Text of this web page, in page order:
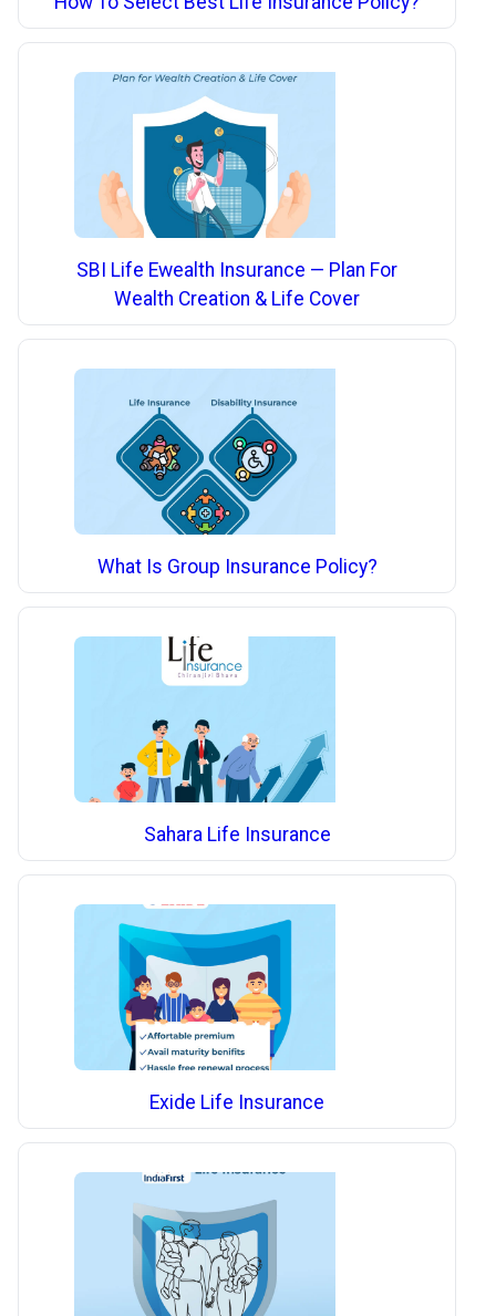
SBI Life Ewealth Insurance — Plan For
Wealth Creation & Life Cover
What Is Group Insurance Policy?
Sahara Life Insurance
Exide Life Insurance